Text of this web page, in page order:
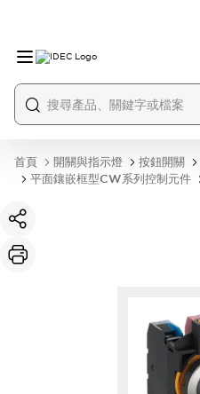
首頁 開關與指示燈 按鈕開關
平面鑲嵌框型CW系列控制元件